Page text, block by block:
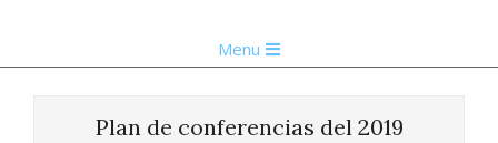
Navigation
Menu
Plan de conferencias del 2019